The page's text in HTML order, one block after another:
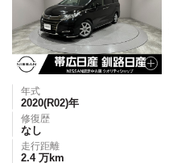
年式
2020(R02)年
修復歴
なし
走行距離
2.4 万km